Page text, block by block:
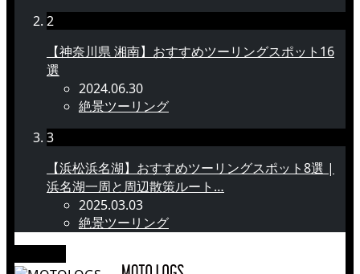
2
【神奈川県 湘南】おすすめツーリングスポット16
選
2024.06.30
絶景ツーリング
3
【浜松浜名湖】おすすめツーリングスポット8選 |
浜名湖一周と周辺散策ルート…
2025.03.03
絶景ツーリング